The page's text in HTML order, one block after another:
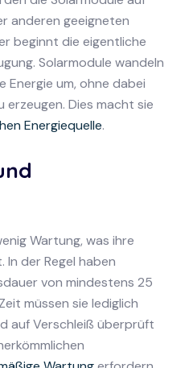
anderen geeigneten
beginnt die eigentliche
Solarmodule wandeln
Energie um, ohne dabei
erzeugen. Dies macht sie
Energiequelle.
Wartung, was ihre
der Regel haben
von mindestens 25
müssen sie lediglich
auf Verschleiß überprüft